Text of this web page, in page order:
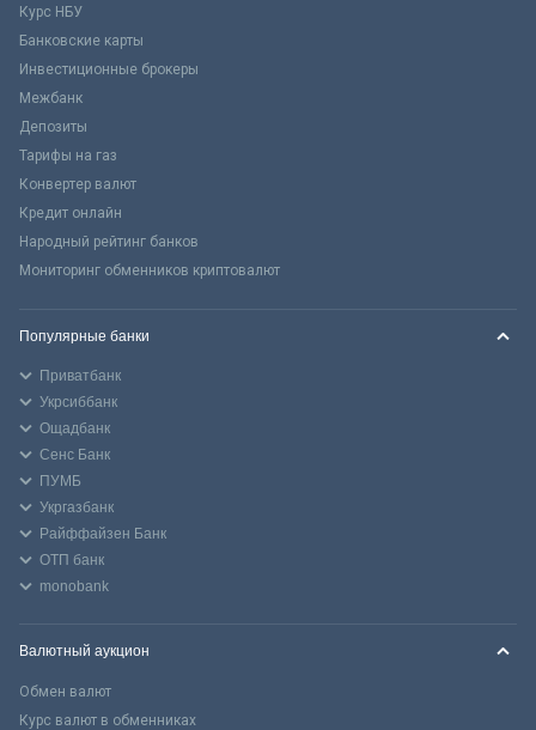
Курс НБУ
Банковские карты
Инвестиционные брокеры
Межбанк
Депозиты
Тарифы на газ
Конвертер валют
Кредит онлайн
Народный рейтинг банков
Мониторинг обменников криптовалют
Популярные банки
Приватбанк
Укрсиббанк
Ощадбанк
Сенс Банк
ПУМБ
Укргазбанк
Райффайзен Банк
ОТП банк
monobank
Валютный аукцион
Обмен валют
Курс валют в обменниках